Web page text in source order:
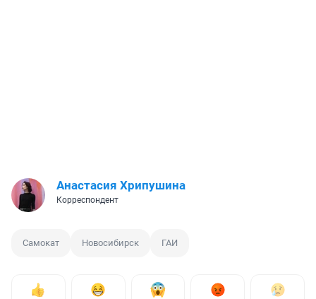
Анастасия Хрипушина
Корреспондент
Самокат Новосибирск ГАИ